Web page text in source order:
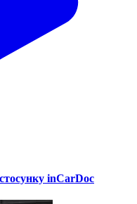
inCarDoc